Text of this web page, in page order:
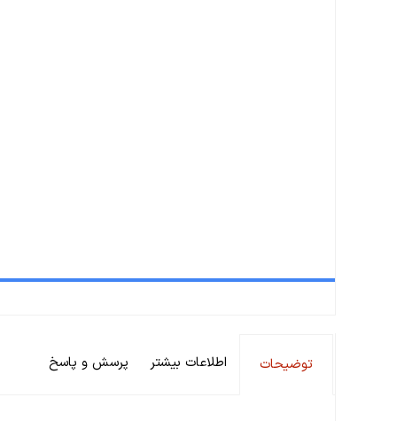
توضیحات اطلاعات بیشتر پرسش و پاسخ